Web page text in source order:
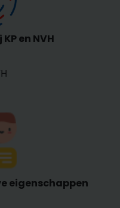
en NVH
eigenschappen